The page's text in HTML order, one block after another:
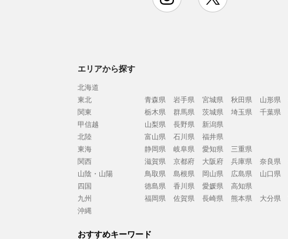
エリアから探す
北海道
東北
青森県 岩手県 宮城県 秋田県 山形県
関東
栃木県 群馬県 茨城県 埼玉県 千葉県
甲信越
山梨県 長野県
新潟県
北陸
富山県 石川県
福井県
東海
静岡県 岐阜県 愛知県
三重県
関西
滋賀県 京都府 大阪府 兵庫県 奈良県
山陰・山陽
鳥取県 島根県 岡山県 広島県
山口県
四国
徳島県 香川県 愛媛県
高知県
九州
福岡県 佐賀県 長崎県 熊本県 大分県
沖縄
おすすめキーワード